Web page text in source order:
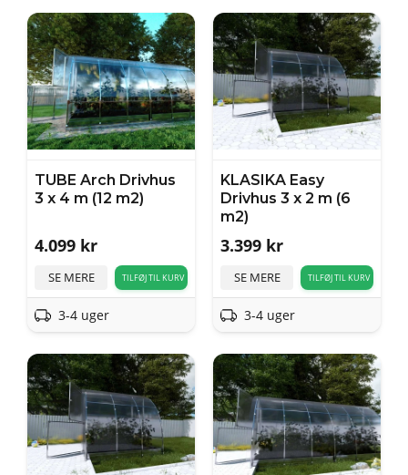
TUBE Arch Drivhus
3 x 4 m (12 m2)
4.099 kr
SE MERE TILFØJ TIL KURV
3-4 uger
KLASIKA Easy
Drivhus 3 x 2 m (6
m2)
3.399 kr
SE MERE TILFØJ TIL KURV
3-4 uger